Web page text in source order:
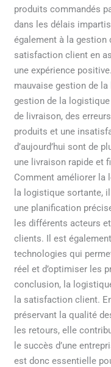
produits commandés
dans les délais
également à la gestion
satisfaction client en
une expérience
mauvaise gestion de
gestion de la
de livraison, des
produits et une
d’aujourd’hui sont de
une livraison rapide et
Comment améliorer la
la logistique sortante,
une planification
les différents acteurs
clients. Il est
technologies qui
réel et d’optimiser les
conclusion, la
la satisfaction client.
préservant la qualité
les retours, elle
le succès d’une
est donc essentielle